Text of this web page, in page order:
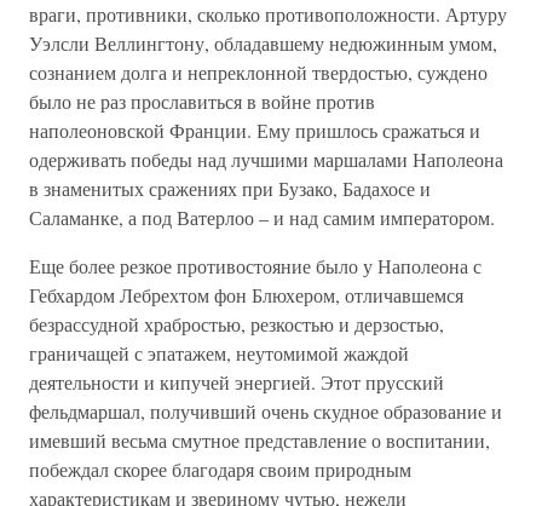
враги, противники, сколько противоположности. Артуру
Уэлсли Веллингтону, обладавшему недюжинным умом,
сознанием долга и непреклонной твердостью, суждено
было не раз прославиться в войне против
наполеоновской Франции. Ему пришлось сражаться и
одерживать победы над лучшими маршалами Наполеона
в знаменитых сражениях при Бузако, Бадахосе и
Саламанке, а под Ватерлоо – и над самим императором.
Еще более резкое противостояние было у Наполеона с
Гебхардом Лебрехтом фон Блюхером, отличавшемся
безрассудной храбростью, резкостью и дерзостью,
граничащей с эпатажем, неутомимой жаждой
деятельности и кипучей энергией. Этот прусский
фельдмаршал, получивший очень скудное образование и
имевший весьма смутное представление о воспитании,
побеждал скорее благодаря своим природным
характеристикам и звериному чутью, нежели